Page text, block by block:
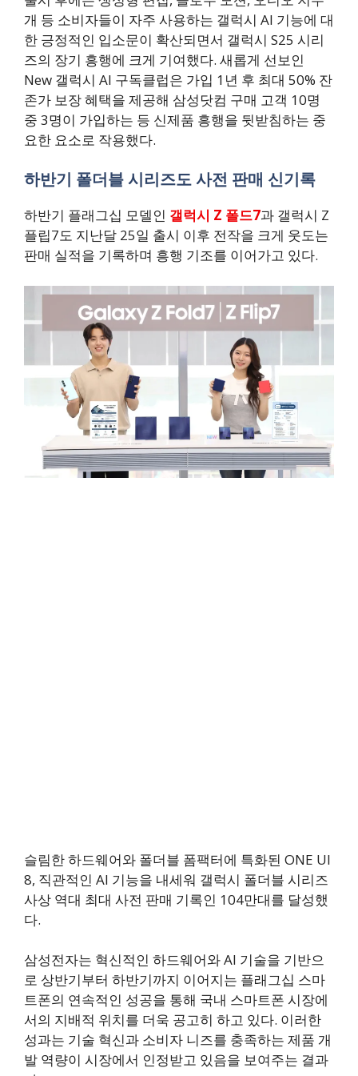
개 등 소비자들이 자주 사용하는 갤럭시 AI 기능에 대
한 긍정적인 입소문이 확산되면서 갤럭시 S25 시리
즈의 장기 흥행에 크게 기여했다. 새롭게 선보인
New 갤럭시 AI 구독클럽은 가입 1년 후 최대 50% 잔
존가 보장 혜택을 제공해 삼성닷컴 구매 고객 10명
중 3명이 가입하는 등 신제품 흥행을 뒷받침하는 중
요한 요소로 작용했다.
하반기 폴더블 시리즈도 사전 판매 신기록
하반기 플래그십 모델인 갤럭시 Z 폴드7과 갤럭시 Z
플립7도 지난달 25일 출시 이후 전작을 크게 웃도는
판매 실적을 기록하며 흥행 기조를 이어가고 있다.
슬림한 하드웨어와 폴더블 폼팩터에 특화된 ONE UI
8, 직관적인 AI 기능을 내세워 갤럭시 폴더블 시리즈
사상 역대 최대 사전 판매 기록인 104만대를 달성했
다.
삼성전자는 혁신적인 하드웨어와 AI 기술을 기반으
로 상반기부터 하반기까지 이어지는 플래그십 스마
트폰의 연속적인 성공을 통해 국내 스마트폰 시장에
서의 지배적 위치를 더욱 공고히 하고 있다. 이러한
성과는 기술 혁신과 소비자 니즈를 충족하는 제품 개
발 역량이 시장에서 인정받고 있음을 보여주는 결과